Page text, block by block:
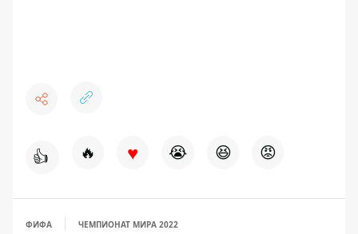
👍 🔥 ♥ 😭 😆 😡
ФИФА ЧЕМПИОНАТ МИРА 2022